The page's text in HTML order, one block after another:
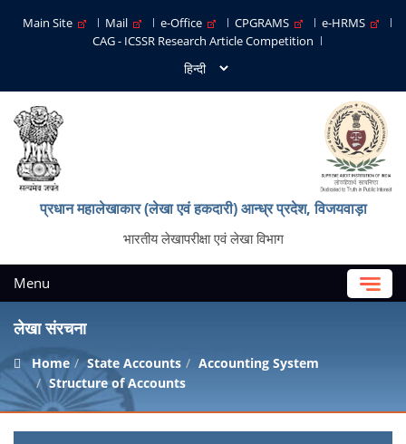
Main Site Mail e-Office CPGRAMS
e-HRMS
CAG - ICSSR Research Article Competition
प्रधान महालेखाकार (लेखा एवं हकदारी) आन्ध्र प्रदेश, विजयवाड़ा
भारतीय लेखापरीक्षा एवं लेखा विभाग
Menu
लेखा संरचना
Home State Accounts
Accounting System
Structure of Accounts